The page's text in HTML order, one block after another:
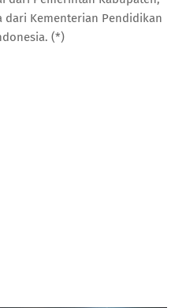
dari Kementerian Pendidikan
(*)